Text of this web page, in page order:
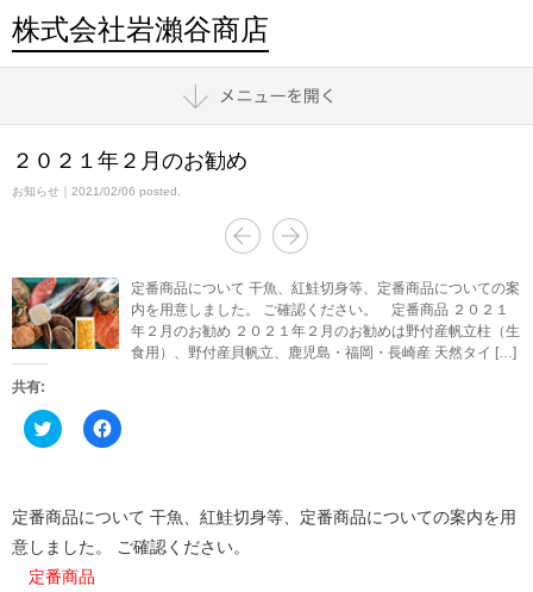
株式会社岩瀨谷商店
２０２１年２月のお勧め
お知らせ ｜2021/02/06 posted.
定番商品について 干魚、紅鮭切身等、定番商品についての案
内を用意しました。 ご確認ください。 定番商品 ２０２１
年２月のお勧め ２０２１年２月のお勧めは野付産帆立柱（生
食用）、野付産貝帆立、鹿児島・福岡・長崎産 天然タイ […]
共有:
ク
リ
Twitter
共
有
(新
Facebook
で
に
ク
定番商品について 干魚、紅鮭切身等、定番商品についての案内を用
意しました。 ご確認ください。
定番商品